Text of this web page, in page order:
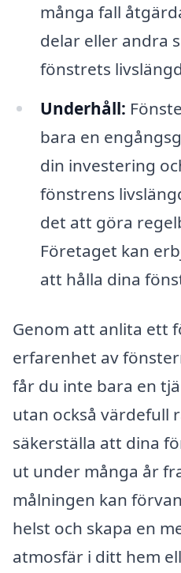
många fall
delar eller andra
fönstrets
Underhåll:
bara en
din investering
fönstrens
det att göra
Företaget kan
att hålla dina
Genom att anlita ett
erfarenhet av
får du inte bara en
utan också värdefull
säkerställa att dina
ut under många år
målningen kan
helst och skapa en
atmosfär i ditt hem